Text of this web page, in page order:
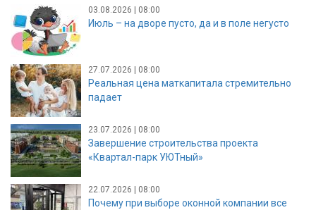
03.08.2026 | 08:00
Июль – на дворе пусто, да и в поле негусто
27.07.2026 | 08:00
Реальная цена маткапитала стремительно
падает
23.07.2026 | 08:00
Завершение строительства проекта
«Квартал-парк УЮТный»
22.07.2026 | 08:00
Почему при выборе оконной компании все